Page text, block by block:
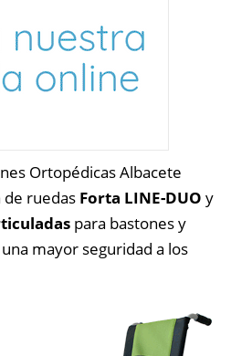
Ortopédicas Albacete
de ruedas Forta LINE-DUO y
para bastones y
mayor seguridad a los